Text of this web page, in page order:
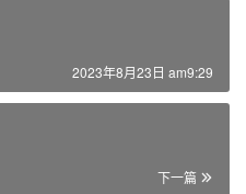
2023年8月23日 am9:29
下一篇